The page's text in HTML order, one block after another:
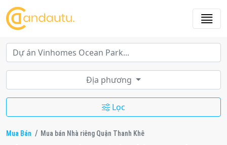
Địa phương
Lọc
Mua Bán Mua bán Nhà riêng Quận Thanh Khê